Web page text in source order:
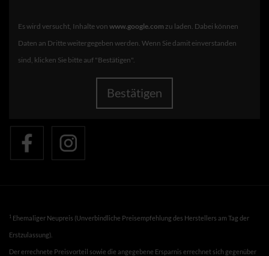
Es wird versucht, Inhalte von www.google.com zu laden. Dabei können
Daten an Dritte weitergegeben werden. Wenn Sie damit einverstanden
sind, klicken Sie bitte auf "Bestätigen".
Bestätigen
1 Ehemaliger Neupreis (Unverbindliche Preisempfehlung des Herstellers am Tag der
Erstzulassung).
Der errechnete Preisvorteil sowie die angegebene Ersparnis errechnet sich gegenüber